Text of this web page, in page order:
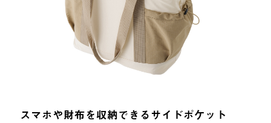
スマホや財布を収納できるサイドポケット